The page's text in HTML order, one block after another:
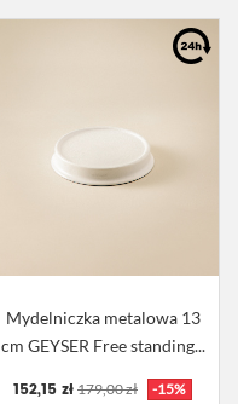
Mydelniczka metalowa 13
cm GEYSER Free standing...
152,15 zł 179,00 zł
-15%